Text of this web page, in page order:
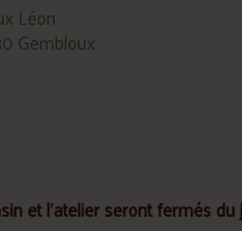
Léon
Gembloux
et l'atelier seront fermés